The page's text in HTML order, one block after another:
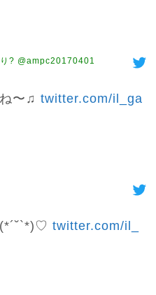
? @ampc20170401
〜♫ twitter.com/il_ga
twitter.com/il_